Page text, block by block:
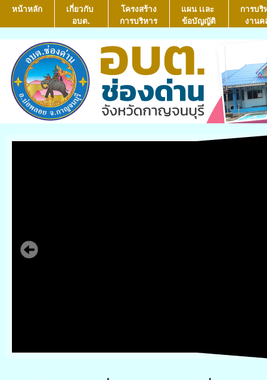
หน้าหลัก
เกี่ยวกับ
อบต.
โครงสร้าง
การบริหาร
แผน เเละ
ข้อบัญญัติ
การบริ
งานค